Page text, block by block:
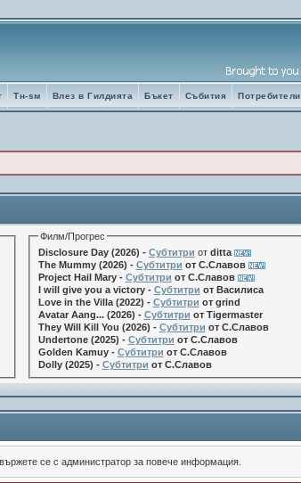
Потребители
Събития
Бъкет
Влез в Гилдията
Tн-sм
Филм/Прогрес
Disclosure Day (2026) - Субтитри от ditta
The Mummy (2026) - Субтитри от С.Славов
Project Hail Mary - Субтитри от С.Славов
I will give you a victory - Субтитри от Василиса
Love in the Villa (2022) - Субтитри от grind
Avatar Aang... (2026) - Субтитри от Tigermaster
They Will Kill You (2026) - Субтитри от С.Славов
Undertone (2025) - Субтитри от С.Славов
Golden Kamuy - Субтитри от С.Славов
Dolly (2025) - Субтитри от С.Славов
се с администратор за повече информация.